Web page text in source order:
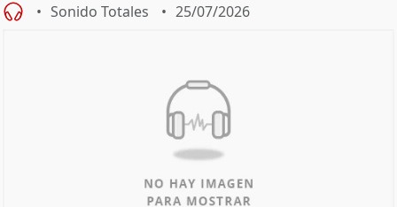
Sonido Totales 25/07/2026